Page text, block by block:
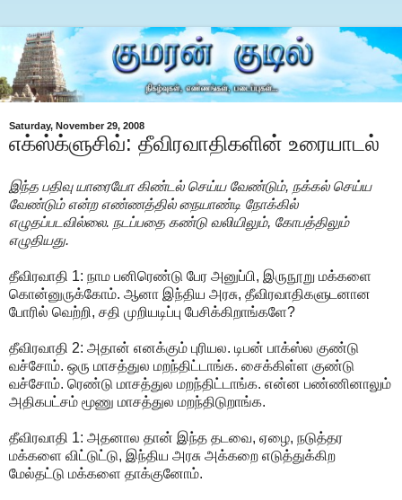
Saturday, November 29, 2008
எக்ஸ்க்ளுசிவ்: தீவிரவாதிகளின் உரையாடல்
இந்த பதிவு யாரையோ கிண்டல் செய்ய வேண்டும், நக்கல் செய்ய
வேண்டும் என்ற எண்ணத்தில் நையாண்டி நோக்கில்
எழுதப்படவில்லை. நடப்பதை கண்டு வலியிலும், கோபத்திலும்
எழுதியது.
தீவிரவாதி 1: நாம பனிரெண்டு பேர அனுப்பி, இருநூறு மக்களை
கொன்னுருக்கோம். ஆனா இந்திய அரசு, தீவிரவாதிகளுடனான
போரில் வெற்றி, சதி முறியடிப்பு பேசிக்கிறாங்களே?
தீவிரவாதி 2: அதான் எனக்கும் புரியல. டிபன் பாக்ஸ்ல குண்டு
வச்சோம். ஒரு மாசத்துல மறந்திட்டாங்க. சைக்கிள்ள குண்டு
வச்சோம். ரெண்டு மாசத்துல மறந்திட்டாங்க. என்ன பண்ணினாலும்
அதிகபட்சம் மூணு மாசத்துல மறந்திடுறாங்க.
தீவிரவாதி 1: அதனால தான் இந்த தடவை, ஏழை, நடுத்தர
மக்களை விட்டுட்டு, இந்திய அரசு அக்கறை எடுத்துக்கிற
மேல்தட்டு மக்களை தாக்குனோம்.